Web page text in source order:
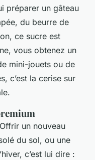
préparer un gâteau
du beurre de
ce sucre est
vous obtenez un
mini-jouets ou de
c’est la cerise sur
un nouveau
du sol, ou une
c’est lui dire :